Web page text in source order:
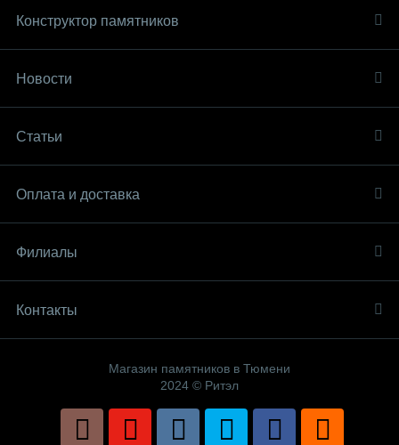
Конструктор памятников
Новости
Статьи
Оплата и доставка
Филиалы
Контакты
Магазин памятников в Тюмени
2024 © Ритэл